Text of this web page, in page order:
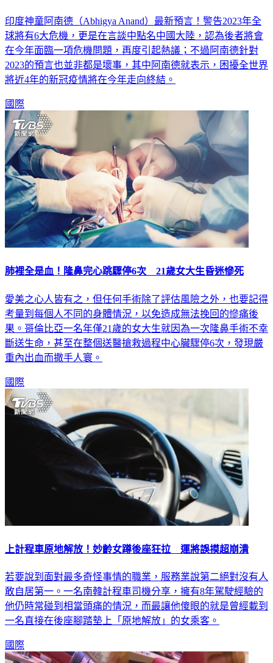
印度神童阿南德（Abhigya Anand）最新預言！警告2023年全
球將有6大危機，更是在言談中點名中國大陸，認為後者將會
在今年面臨一項危機問題，再度引起熱議；不過阿南德針對
2023的預言也並非都是壞事，其中阿南德就表示，困擾全世界
將近4年的新冠疫情將在今年走向終結。
國際
肺裡全是血！隆鼻完心跳驟停6次 21歲女大生昏迷慘死
愛美之心人皆有之，但任何手術除了評估風險之外，也要記得
考量到每個人不同的身體情況，以免造成無法挽回的慘痛後
果。哥倫比亞一名年僅21歲的女大生就因為一次隆鼻手術不幸
斷送生命，甚至在整個送醫搶救過程中心臟驟停6次，發現嚴
重內出血而撒手人寰。
國際
上計程車原地解放！妙齡女蹲後座狂拉 運將誤摸超崩潰
若要說到面對最多奇怪事情的職業，服務業說第二絕對沒有人
敢自居第一。一名南韓計程車司機分享，擁有8年駕駛經驗的
他仍時常碰到相當頭痛的情況，而最讓他傻眼的就是曾經載到
一名直接在後座腳踏墊上「原地解放」的女乘客。
國際